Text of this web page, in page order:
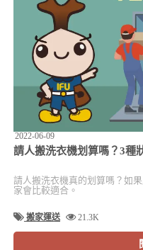
2022-06-09
請人搬洗衣機划算嗎？3種
請人搬洗衣機真的划算嗎？如
家會比較適合。
搬家運送 21.3K